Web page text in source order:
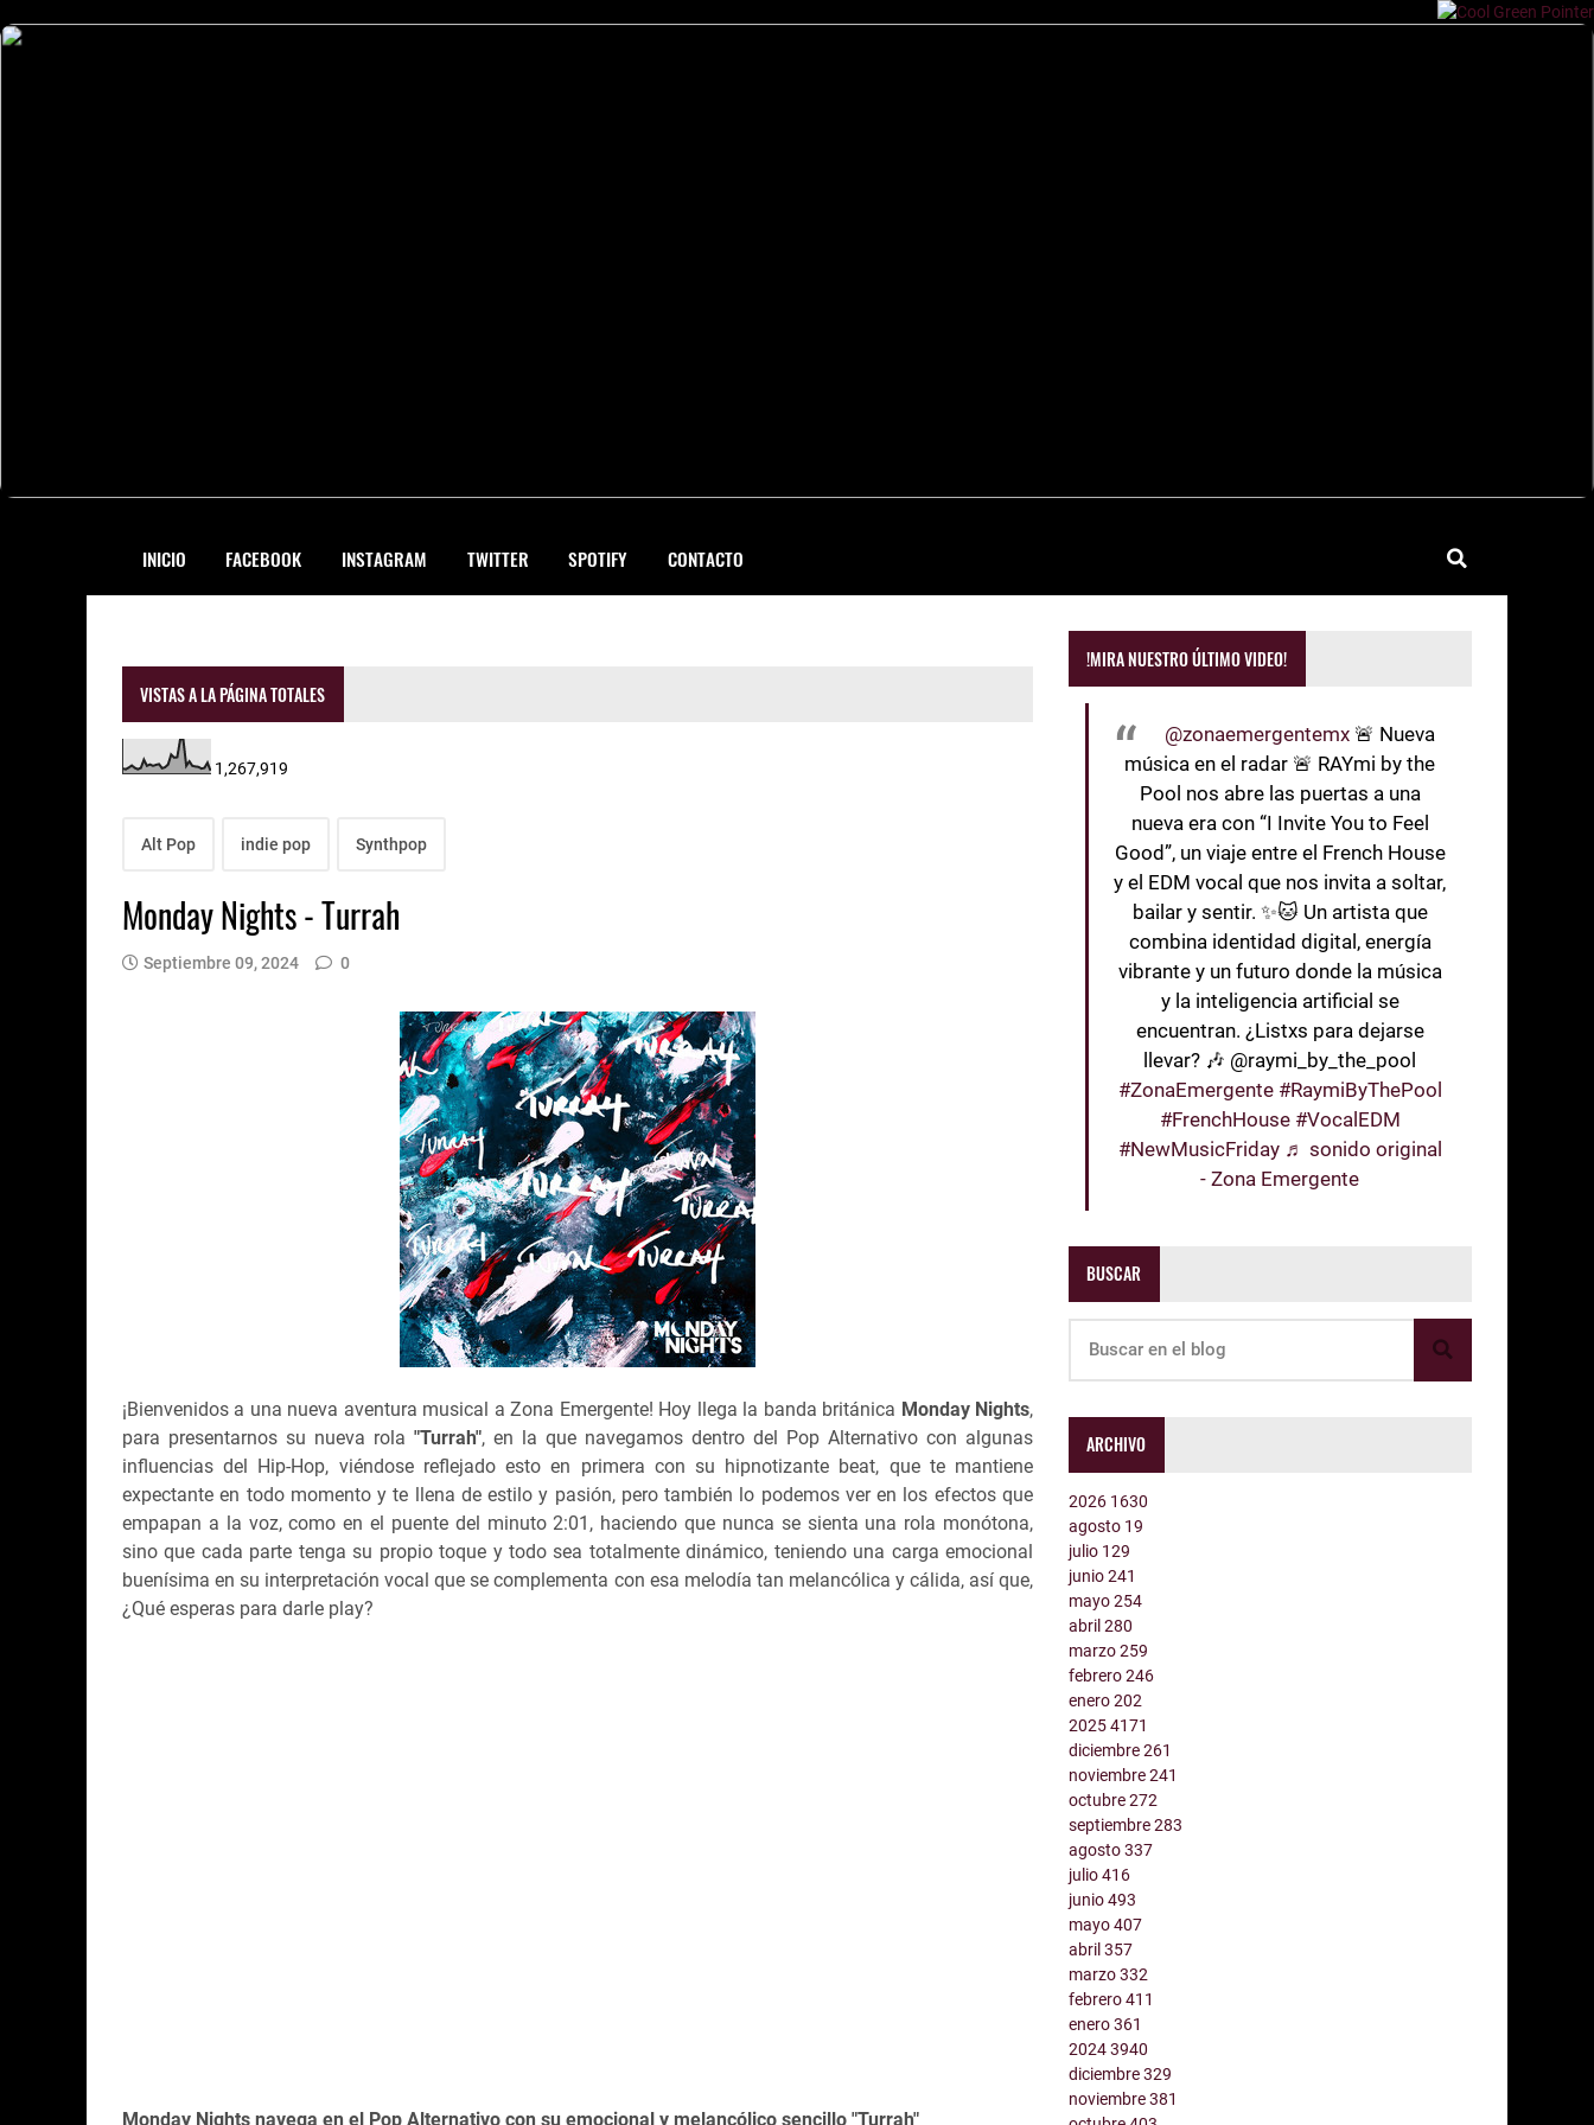
INICIO FACEBOOK INSTAGRAM TWITTER SPOTIFY CONTACTO
VISTAS A LA PÁGINA TOTALES
1,267,919
Alt Pop indie pop Synthpop
Monday Nights - Turrah
Septiembre 09, 2024 0
¡Bienvenidos a una nueva aventura musical a Zona Emergente! Hoy llega la banda británica Monday Nights,
para presentarnos su nueva rola "Turrah", en la que navegamos dentro del Pop Alternativo con algunas
influencias del Hip-Hop, viéndose reflejado esto en primera con su hipnotizante beat, que te mantiene
expectante en todo momento y te llena de estilo y pasión, pero también lo podemos ver en los efectos que
empapan a la voz, como en el puente del minuto 2:01, haciendo que nunca se sienta una rola monótona,
sino que cada parte tenga su propio toque y todo sea totalmente dinámico, teniendo una carga emocional
buenísima en su interpretación vocal que se complementa con esa melodía tan melancólica y cálida, así que,
¿Qué esperas para darle play?
Monday Nights navega en el Pop Alternativo con su emocional y melancólico sencillo "Turrah"
!MIRA NUESTRO ÚLTIMO VIDEO!
@zonaemergentemx 🚨 Nueva
música en el radar 🚨 RAYmi by the
Pool nos abre las puertas a una
nueva era con “I Invite You to Feel
Good”, un viaje entre el French House
y el EDM vocal que nos invita a soltar,
bailar y sentir. ✨🐱 Un artista que
combina identidad digital, energía
vibrante y un futuro donde la música
y la inteligencia artificial se
encuentran. ¿Listxs para dejarse
llevar? 🎶 @raymi_by_the_pool
#ZonaEmergente #RaymiByThePool
#FrenchHouse #VocalEDM
#NewMusicFriday ♬ sonido original
- Zona Emergente
BUSCAR
ARCHIVO
2026 1630
agosto 19
julio 129
junio241
mayo254
abril280
marzo259
febrero246
enero202
20254171
diciembre261
noviembre241
octubre272
septiembre283
agosto337
julio416
junio493
mayo407
abril357
marzo332
febrero411
enero361
20243940
diciembre329
noviembre381